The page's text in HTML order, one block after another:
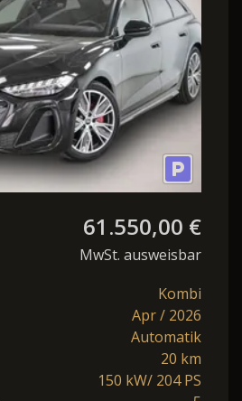
61.550,00 €
MwSt. ausweisbar
Kombi
Apr / 2026
Automatik
20 km
150 kW/ 204 PS